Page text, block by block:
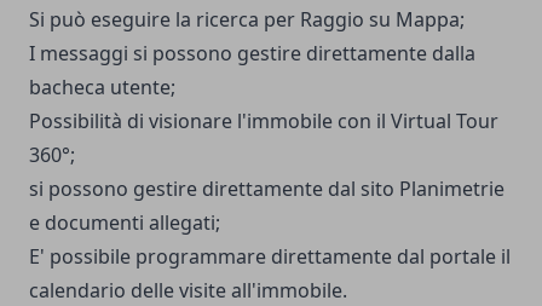
Si può eseguire la ricerca per Raggio su Mappa;
I messaggi si possono gestire direttamente dalla
bacheca utente;
Possibilità di visionare l'immobile con il Virtual Tour
360°;
si possono gestire direttamente dal sito Planimetrie
e documenti allegati;
E' possibile programmare direttamente dal portale il
calendario delle visite all'immobile.